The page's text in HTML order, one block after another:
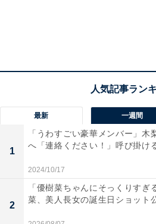
最新 一週間
1
「うわすごい豪華メンバー」木
へ「連絡ください！」呼び掛け
2024/10/17
2
「優樹菜ちゃんにそっくりすぎ
菜、美人長女の誕生日ショット